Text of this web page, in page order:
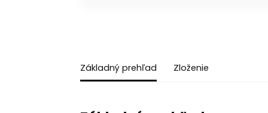
Základný prehľad Zloženie